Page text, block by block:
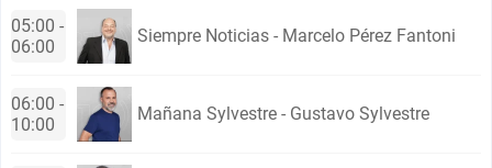
05:00 -
06:00
Siempre Noticias - Marcelo Pérez Fantoni
06:00 -
10:00
Mañana Sylvestre - Gustavo Sylvestre